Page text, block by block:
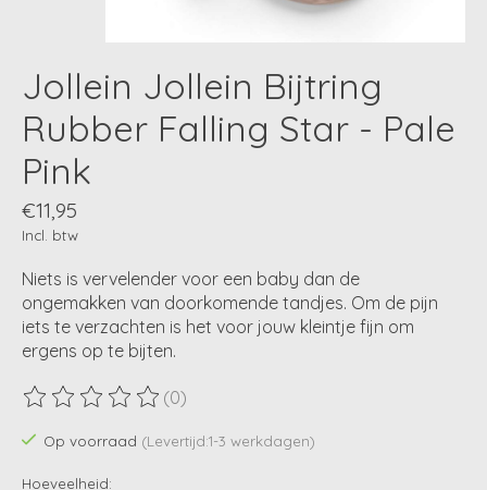
Jollein Jollein Bijtring
Rubber Falling Star - Pale
Pink
€11,95
Incl. btw
Niets is vervelender voor een baby dan de
ongemakken van doorkomende tandjes. Om de pijn
iets te verzachten is het voor jouw kleintje fijn om
ergens op te bijten.
De beoordeling van dit product is
(0)
Op voorraad (Levertijd:1-3 werkdagen)
Hoeveelheid: